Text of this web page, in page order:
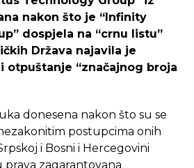
prostor u Čapljini moglo bi
prema stvaranju napredne
novih profesionalaca te
ekonomiju.
nakon što je “Infinity
dospjela na “crnu listu”
Država najavila je
otpuštanje “značajnog broja
donesena nakon što su se
postupcima onih
i Bosni i Hercegovini
zagarantovana